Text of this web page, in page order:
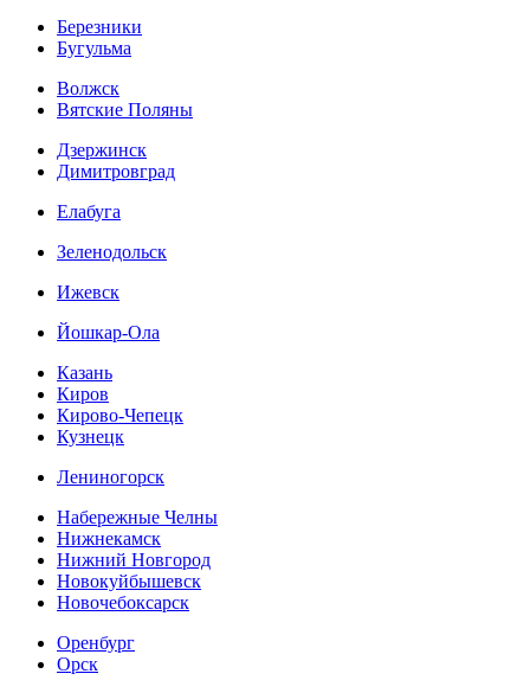
Березники
Бугульма
Волжск
Вятские Поляны
Дзержинск
Димитровград
Елабуга
Зеленодольск
Ижевск
Йошкар-Ола
Казань
Киров
Кирово-Чепецк
Кузнецк
Лениногорск
Набережные Челны
Нижнекамск
Нижний Новгород
Новокуйбышевск
Новочебоксарск
Оренбург
Орск